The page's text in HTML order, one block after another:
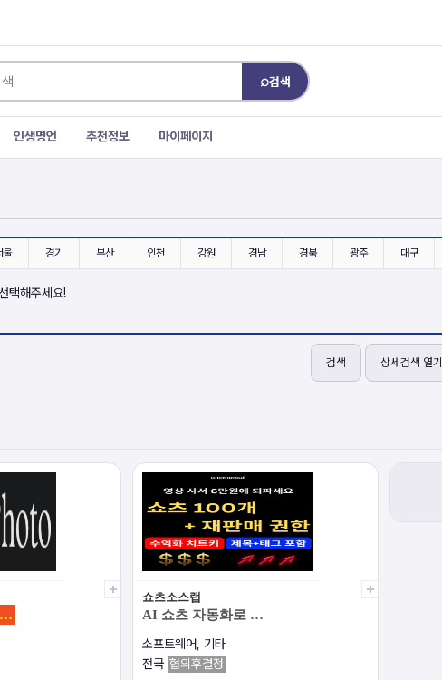
⌕검색
인생명언 추천정보 마이페이지
울 경기 부산 인천 강원 경남 경북 광주 대구
택해주세요!
검색 상세검색 열기
…
쇼츠소스랩
AI 쇼츠 자동화로 …
소프트웨어, 기타
전국 협의후결정